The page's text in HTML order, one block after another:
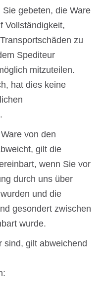
gebeten, die Ware
Vollständigkeit,
zu
Spediteur
mitzuteilen.
hat dies keine
von den
gilt die
wenn Sie vor
durch uns über
und die
gesondert zwischen
wurde.
sind, gilt abweichend